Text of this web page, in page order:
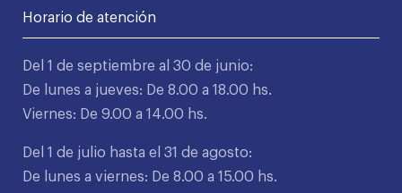
Horario de atención
Del 1 de septiembre al 30 de junio:
De lunes a jueves: De 8.00 a 18.00 hs.
Viernes: De 9.00 a 14.00 hs.
Del 1 de julio hasta el 31 de agosto:
De lunes a viernes: De 8.00 a 15.00 hs.